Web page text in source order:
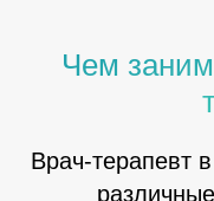
Чем
Врач-терапевт